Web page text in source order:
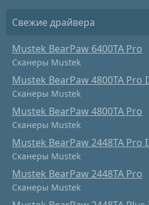
Свежие драйвера
Mustek BearPaw 6400TA Pro
Сканеры Mustek
Mustek BearPaw 4800TA Pro
Сканеры Mustek
Mustek BearPaw 4800TA Pro
Сканеры Mustek
Mustek BearPaw 2448TA Pro
Сканеры Mustek
Mustek BearPaw 2448TA Pro
Сканеры Mustek